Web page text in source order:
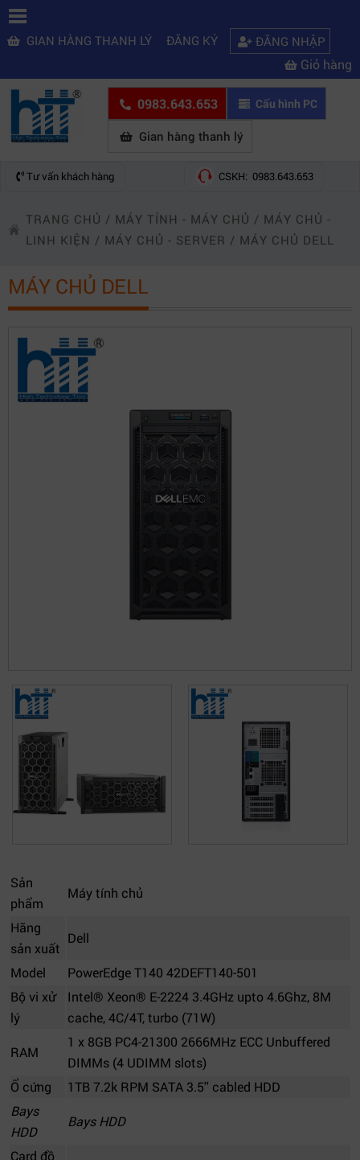
GIAN HÀNG THANH LÝ ĐĂNG KÝ ĐĂNG NHẬP
Giỏ hàng
0983.643.653 Cấu hình PC
Gian hàng thanh lý
Tư vấn khách hàng CSKH: 0983.643.653
TRANG CHỦ / MÁY TÍNH - MÁY CHỦ / MÁY CHỦ -
LINH KIỆN / MÁY CHỦ - SERVER / MÁY CHỦ DELL
MÁY CHỦ DELL
Sản
phẩm
Máy tính chủ
Hãng
sản xuất
Dell
Model
PowerEdge T140 42DEFT140-501
Bộ vi xử
lý
Intel® Xeon® E-2224 3.4GHz upto 4.6Ghz, 8M
cache, 4C/4T, turbo (71W)
RAM
1 x 8GB PC4-21300 2666MHz ECC Unbuffered
DIMMs (4 UDIMM slots)
Ổ cứng
1TB 7.2k RPM SATA 3.5'' cabled HDD
Bays
HDD
Bays HDD
Card đồ